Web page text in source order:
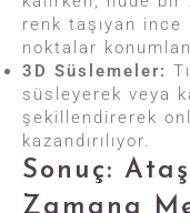
renk taşıyan
noktalar
3D Süslemeler:
süsleyerek veya
şekillendirerek
kazandırılıyor.
Sonuç:
Zamana